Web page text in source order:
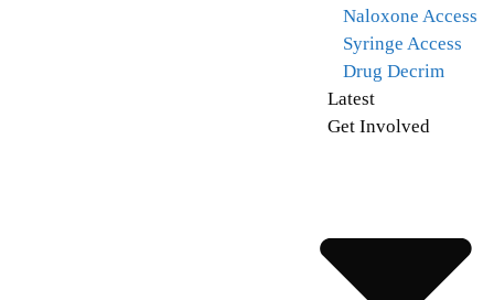
Naloxone Access
Syringe Access
Drug Decrim
Latest
Get Involved